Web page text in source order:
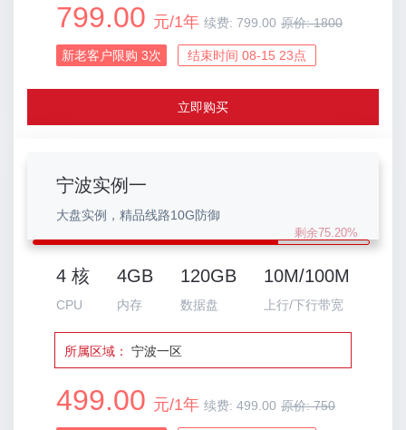
799.00 元/1年 续费: 799.00 原价:1800
新老客户限购 3次 结束时间 08-15 23点
立即购买
宁波实例一
大盘实例，精品线路10G防御
剩余75.20%
4 核
CPU
4GB
内存
120GB
数据盘
10M/100M
上行/下行带宽
所属区域： 宁波一区
499.00 元/1年 续费: 499.00 原价:750